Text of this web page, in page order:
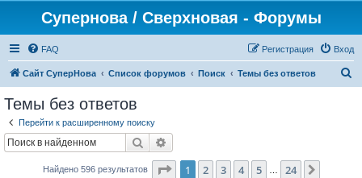
Супернова / Сверхновая - Форумы
FAQ Вход
Регистрация
Сайт СуперНова Список форумов Поиск Темы без ответов
Темы без ответов
Перейти к расширенному поиску
Поиск
Найдено 596 результатов Страница из 24
1 2 3 4 5 24